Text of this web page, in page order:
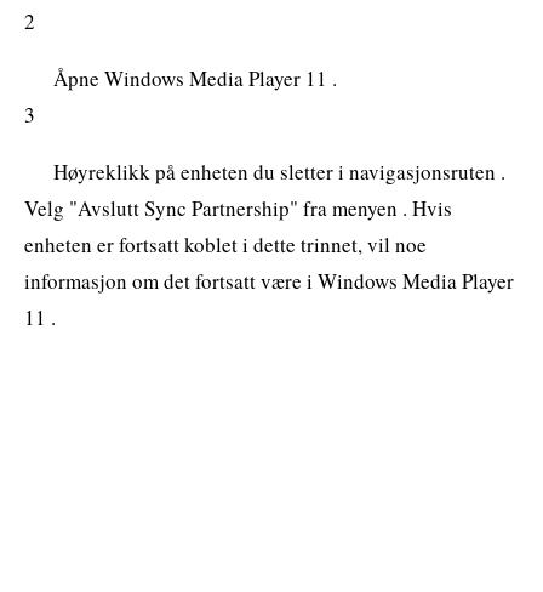
2
Åpne Windows Media Player 11 .
3
Høyreklikk på enheten du sletter i navigasjonsruten .
Velg "Avslutt Sync Partnership" fra menyen . Hvis
enheten er fortsatt koblet i dette trinnet, vil noe
informasjon om det fortsatt være i Windows Media Player
11 .